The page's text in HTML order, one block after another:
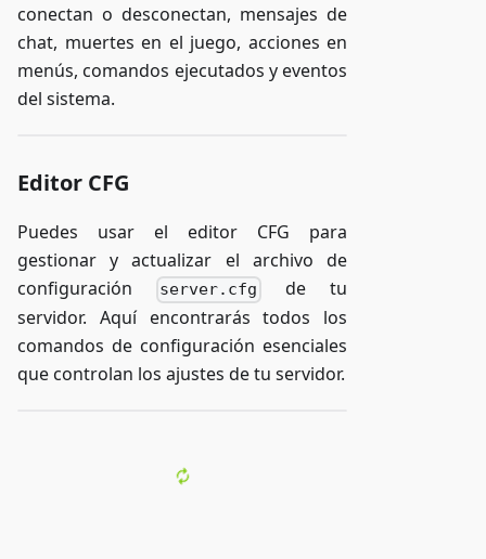
conectan o desconectan, mensajes de
chat, muertes en el juego, acciones en
menús, comandos ejecutados y eventos
del sistema.
Editor CFG
Puedes usar el editor CFG para
gestionar y actualizar el archivo de
configuración
server.cfg
de tu
servidor. Aquí encontrarás todos los
comandos de configuración esenciales
que controlan los ajustes de tu servidor.